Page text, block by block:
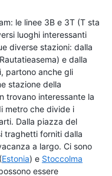
le linee 3B e 3T (T sta
luoghi interessanti
diverse stazioni: dalla
e dalla
partono anche gli
stazione della
trovano interessante la
metro che divide i
Dalla piazza del
traghetti forniti dalla
a largo. Ci sono
(Estonia) e Stoccolma
essere